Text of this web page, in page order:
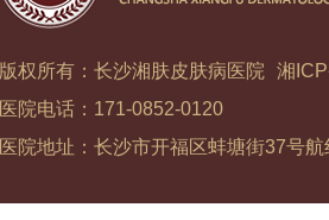
版权所有：长沙湘肤皮肤病医院
湘
医院电话：171-0852-0120
医院地址：长沙市开福区蚌塘街37号